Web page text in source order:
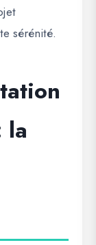
sérénité.
la